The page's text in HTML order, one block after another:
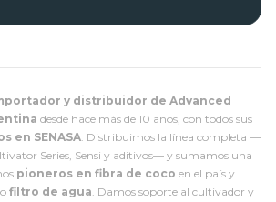
y distribuidor de Advanced
desde hace más de 10 años, con todos sus
en SENASA. Distribuimos la línea completa —
Series, Sensi y aditivos— y sumamos una
pioneros en fibra de coco en el país y
filtro de agua. Damos soporte al cultivador y